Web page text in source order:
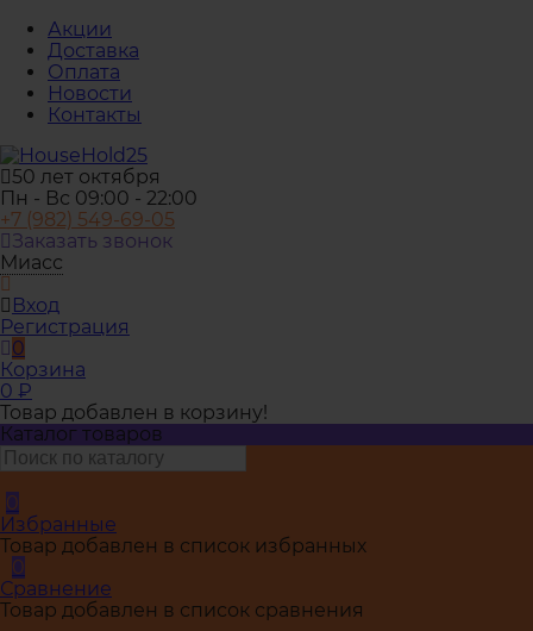
Акции
Доставка
Оплата
Новости
Контакты
50 лет октября
Пн - Вс 09:00 - 22:00
+7 (982) 549-69-05
Заказать звонок
Миасс
Вход
Регистрация
0
Корзина
0 ₽
Товар добавлен в корзину!
Каталог товаров
0
Избранные
Товар добавлен в список избранных
0
Сравнение
Товар добавлен в список сравнения